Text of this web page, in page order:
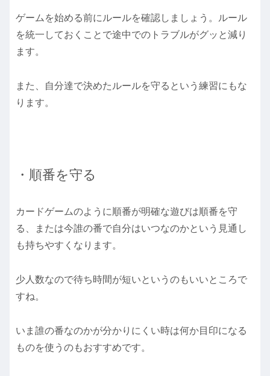
ゲームを始める前にルールを確認しましょう。ルール
を統一しておくことで途中でのトラブルがグッと減り
ます。
また、自分達で決めたルールを守るという練習にもな
ります。
・順番を守る
カードゲームのように順番が明確な遊びは順番を守
る、または今誰の番で自分はいつなのかという見通し
も持ちやすくなります。
少人数なので待ち時間が短いというのもいいところで
すね。
いま誰の番なのかが分かりにくい時は何か目印になる
ものを使うのもおすすめです。